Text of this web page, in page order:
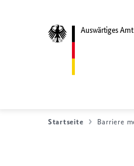
Auswärtiges Amt
Startseite Barriere